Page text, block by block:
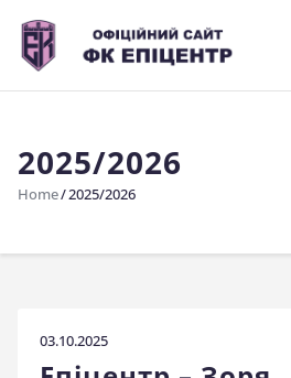
2025/2026
Home 2025/2026
ОФІЦІЙНИЙ САЙТ
ОФІЦІЙНИЙ САЙТ ФК
Головна
Новини
Історія
03.10.2025